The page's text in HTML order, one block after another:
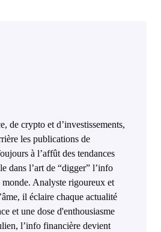
de crypto et d’investissements,
les publications de
à l’affût des tendances
dans l’art de “digger” l’info
Analyste rigoureux et
il éclaire chaque actualité
et une dose d'enthousiasme
l’info financière devient